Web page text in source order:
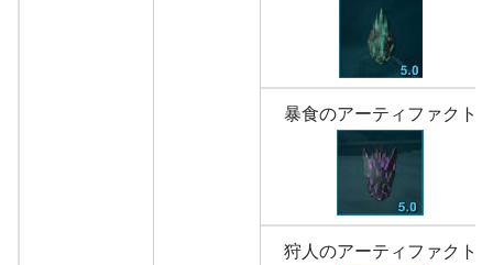
暴食のアーティファクト
狩人のアーティファクト